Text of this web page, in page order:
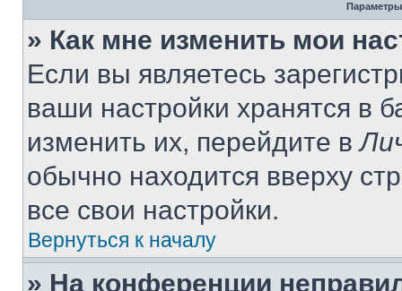
Параметры
» Как мне изменить мои
Если вы являетесь
ваши настройки хранятся в
изменить их, перейдите в
обычно находится вверху
все свои настройки.
Вернуться к началу
» На конференции